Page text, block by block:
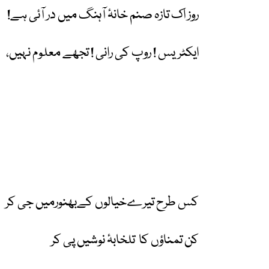
روز اک تازہ صنم خانۂ آہنگ میں در آئی ہے!
ایکٹریس!روپ کی رانی!تجھے معلوم نہیں،
کس طرح تیرےخیالوں کےبھنورمیں جی کر
کن تمناؤں کا تلخابۂ نوشیں پی کر